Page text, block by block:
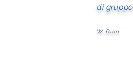
di gruppo
W. Bion